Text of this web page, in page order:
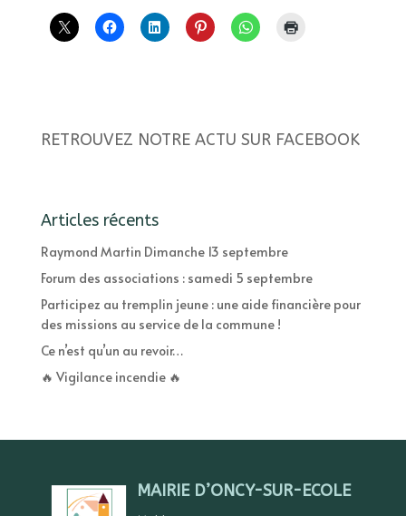
RETROUVEZ NOTRE ACTU SUR FACEBOOK
Articles récents
Raymond Martin Dimanche 13 septembre
Forum des associations : samedi 5 septembre
Participez au tremplin jeune : une aide financière pour
des missions au service de la commune !
Ce n’est qu’un au revoir…
🔥 Vigilance incendie 🔥
MAIRIE D’ONCY-SUR-ECOLE